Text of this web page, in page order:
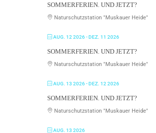
SOMMERFERIEN. UND JETZT?
Naturschutzstation "Muskauer Heide"
AUG. 12 2026- DEZ. 11 2026
SOMMERFERIEN. UND JETZT?
Naturschutzstation "Muskauer Heide"
AUG. 13 2026- DEZ. 12 2026
SOMMERFERIEN. UND JETZT?
Naturschutzstation "Muskauer Heide"
AUG. 13 2026